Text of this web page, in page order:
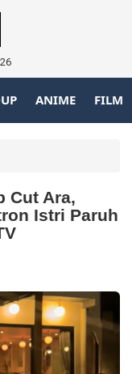
ANIME FILM
Cut Ara,
Istri Paruh